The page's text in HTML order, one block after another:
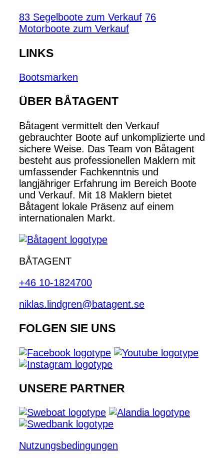
83 Segelboote zum Verkauf 76
Motorboote zum Verkauf
LINKS
Bootsmarken
ÜBER BÅTAGENT
Båtagent vermittelt den Verkauf
gebrauchter Boote auf unkomplizierte und
sichere Weise. Das Team von Båtagent
besteht aus professionellen Maklern mit
umfassender Fachkenntnis und
langjähriger Erfahrung im Bereich Boote
und Verkauf. Mit 18 Maklern bietet
Båtagent lokale Präsenz auf einem
internationalen Markt.
BÅTAGENT
+46 10-1824700
niklas.lindgren@batagent.se
FOLGEN SIE UNS
UNSERE PARTNER
Nutzungsbedingungen